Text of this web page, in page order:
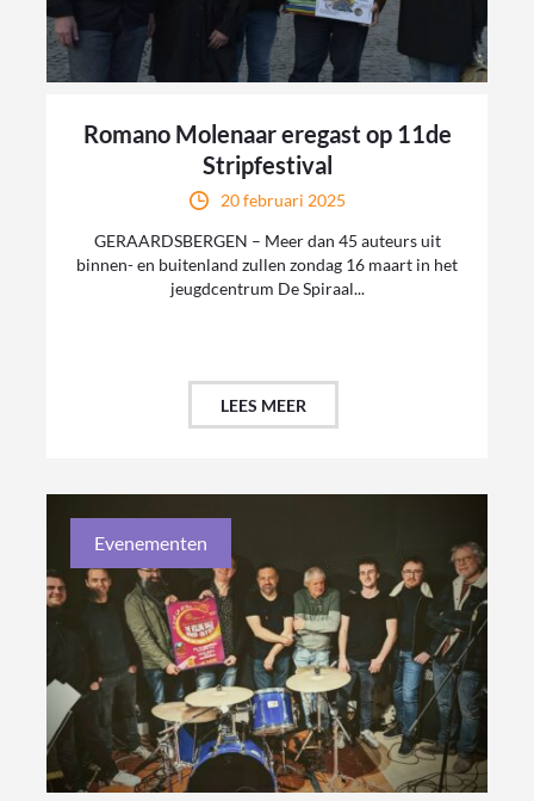
Romano Molenaar eregast op 11de
Stripfestival
20 februari 2025
GERAARDSBERGEN – Meer dan 45 auteurs uit
binnen- en buitenland zullen zondag 16 maart in het
jeugdcentrum De Spiraal...
LEES MEER
Evenementen